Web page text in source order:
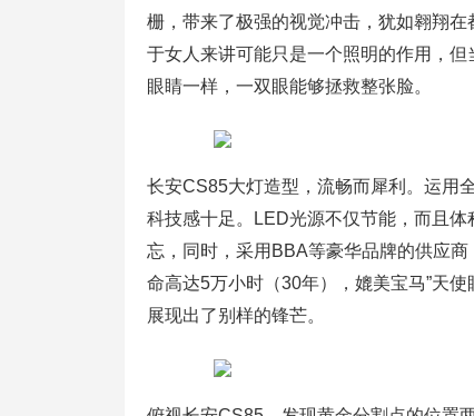
栅，带来了极强的视觉冲击，犹如翱翔
于女人来讲可能只是一个照明的作用，
眼睛一样，一双眼能够拯救整张脸。
长安CS85大灯造型，流畅而犀利。运用
科技感十足。LED光源不仅节能，而且体
忘，同时，采用BBA等豪华品牌的供应
命高达5万小时（30年），媲美宝马”天
展现出了别样的锋芒。